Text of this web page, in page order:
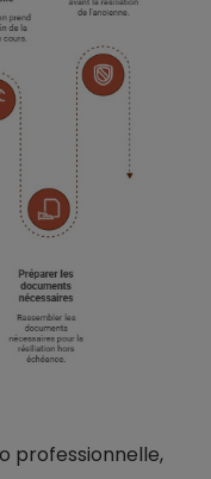
professionnelle,